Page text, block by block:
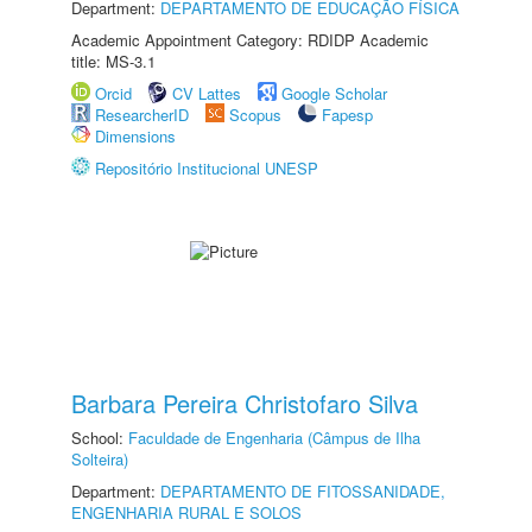
Department: DEPARTAMENTO DE EDUCAÇÃO FÍSICA
Academic Appointment Category: RDIDP Academic
title: MS-3.1
Orcid
CV Lattes
Google Scholar
ResearcherID
Scopus
Fapesp
Dimensions
Repositório Institucional UNESP
Barbara Pereira Christofaro Silva
School: Faculdade de Engenharia (Câmpus de Ilha
Solteira)
Department: DEPARTAMENTO DE FITOSSANIDADE,
ENGENHARIA RURAL E SOLOS